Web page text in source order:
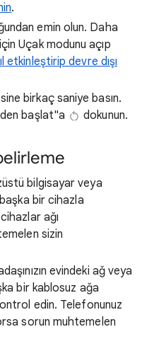
.
emin olun. Daha
Uçak modunu açıp
etkinleştirip devre dışı
birkaç saniye basın.
başlat"a
dokunun.
bilgisayar veya
bir cihazla
ağı
sizin
evindeki ağ veya
bir kablosuz ağa
edin. Telefonunuz
sorun muhtemelen